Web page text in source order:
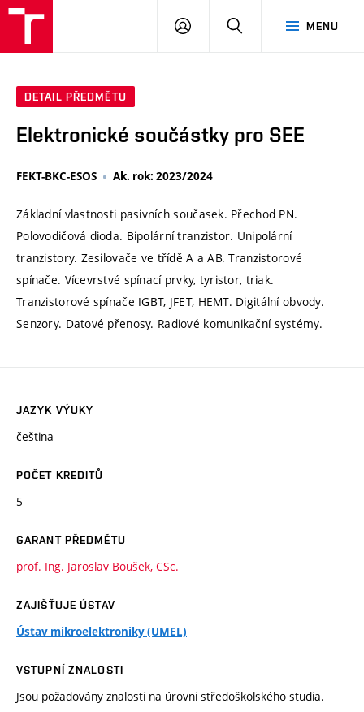
MENU
PŘIHLÁSIT
DETAIL PŘEDMĚTU
Elektronické součástky pro SEE
FEKT-BKC-ESOS Ak. rok: 2023/2024
Základní vlastnosti pasivních současek. Přechod PN.
Polovodičová dioda. Bipolární tranzistor. Unipolární
tranzistory. Zesilovače ve třídě A a AB. Tranzistorové
spínače. Vícevrstvé spínací prvky, tyristor, triak.
Tranzistorové spínače IGBT, JFET, HEMT. Digitální obvody.
Senzory. Datové přenosy. Radiové komunikační systémy.
JAZYK VÝUKY
čeština
POČET KREDITŮ
5
GARANT PŘEDMĚTU
prof. Ing. Jaroslav Boušek, CSc.
ZAJIŠŤUJE ÚSTAV
Ústav mikroelektroniky (UMEL)
VSTUPNÍ ZNALOSTI
Jsou požadovány znalosti na úrovni středoškolského studia.